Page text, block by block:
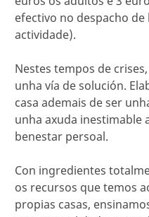
efectivo no despacho
actividade).
Nestes tempos de
unha vía de solución.
casa ademais de ser
unha axuda inestimable
benestar persoal.
Con ingredientes
os recursos que temos
propias casas,